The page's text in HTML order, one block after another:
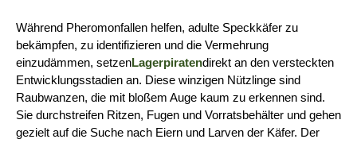
Während Pheromonfallen helfen, adulte Speckkäfer zu
bekämpfen, zu identifizieren und die Vermehrung
einzudämmen, setzenLagerpiratendirekt an den versteckten
Entwicklungsstadien an. Diese winzigen Nützlinge sind
Raubwanzen, die mit bloßem Auge kaum zu erkennen sind.
Sie durchstreifen Ritzen, Fugen und Vorratsbehälter und gehen
gezielt auf die Suche nach Eiern und Larven der Käfer. Der